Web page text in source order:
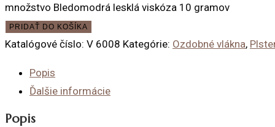
množstvo Bledomodrá lesklá viskóza 10 gramov
PRIDAŤ DO KOŠÍKA
Katalógové číslo: V 6008 Kategórie: Ozdobné vlákna,
Popis
Ďalšie informácie
Popis